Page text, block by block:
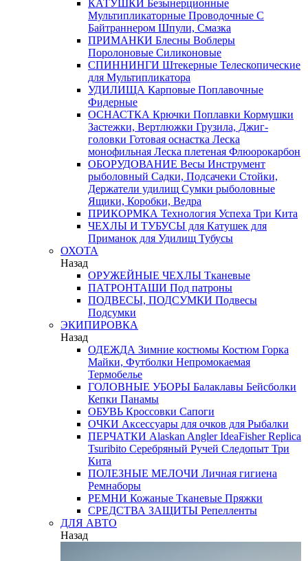
КАТУШКИ Безынерционные
Мультипликаторные Проводочные С
Байтраннером Шпули, Смазка
ПРИМАНКИ Блесны Воблеры
Поролоновые Силиконовые
СПИННИНГИ Штекерные Телескопические
для Мультипликатора
УДИЛИЩА Карповые Поплавочные
Фидерные
ОСНАСТКА Крючки Поплавки Кормушки
Застежки, Вертлюжки Грузила, Джиг-
головки Готовая оснастка Леска
монофильная Леска плетеная Флюорокарбон
ОБОРУДОВАНИЕ Весы Инструмент
рыболовный Садки, Подсачеки Стойки,
Держатели удилищ Сумки рыболовные
Ящики, Коробки, Ведра
ПРИКОРМКА Технология Успеха Три Кита
ЧЕХЛЫ И ТУБУСЫ для Катушек для
Приманок для Удилищ Тубусы
ОХОТА
Назад
ОРУЖЕЙНЫЕ ЧЕХЛЫ Тканевые
ПАТРОНТАШИ Под патроны
ПОДВЕСЫ, ПОДСУМКИ Подвесы
Подсумки
ЭКИПИРОВКА
Назад
ОДЕЖДА Зимние костюмы Костюм Горка
Майки, Футболки Непромокаемая
Термобелье
ГОЛОВНЫЕ УБОРЫ Балаклавы Бейсболки
Кепки Панамы
ОБУВЬ Кроссовки Сапоги
ОЧКИ Аксессуары для очков для Рыбалки
ПЕРЧАТКИ Alaskan AnglerIdeaFisherReplica
Tsuribito Серебряный Ручей Следопыт Три
Кита
ПОЛЕЗНЫЕ МЕЛОЧИ Личная гигиена
Ремнаборы
РЕМНИ Кожаные Тканевые Пряжки
СРЕДСТВА ЗАЩИТЫ Репелленты
ДЛЯ АВТО
Назад